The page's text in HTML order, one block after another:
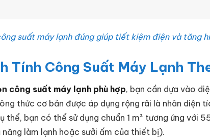
suất máy lạnh đúng giúp tiết kiệm điện và tăng
Tính Công Suất Máy Lạnh
công suất máy lạnh phù hợp, bạn cần dựa vào
thức cơ bản được áp dụng rộng rãi là nhân diện
thể, bạn có thể sử dụng chuẩn 1 m² tương ứng với
năng làm lạnh hoặc sưởi ấm của thiết bị).